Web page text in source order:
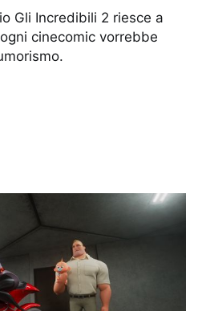
Gli Incredibili 2 riesce a
cinecomic vorrebbe